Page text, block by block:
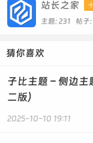
4/
background-
.dandelion
height:
background-
站长之家
主题: 231 帖子
猜你喜欢
子比主题 – 侧边
二版）
2025-10-10 19:11